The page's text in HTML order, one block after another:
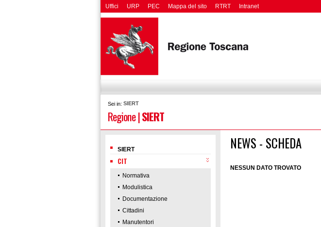
Uffici URP PEC Mappa del sito RTRT Intranet
Sei in: SIERT
Regione|SIERT
SIERT
CIT
Normativa
Modulistica
Documentazione
Cittadini
Manutentori
NEWS - SCHEDA
NESSUN DATO TROVATO